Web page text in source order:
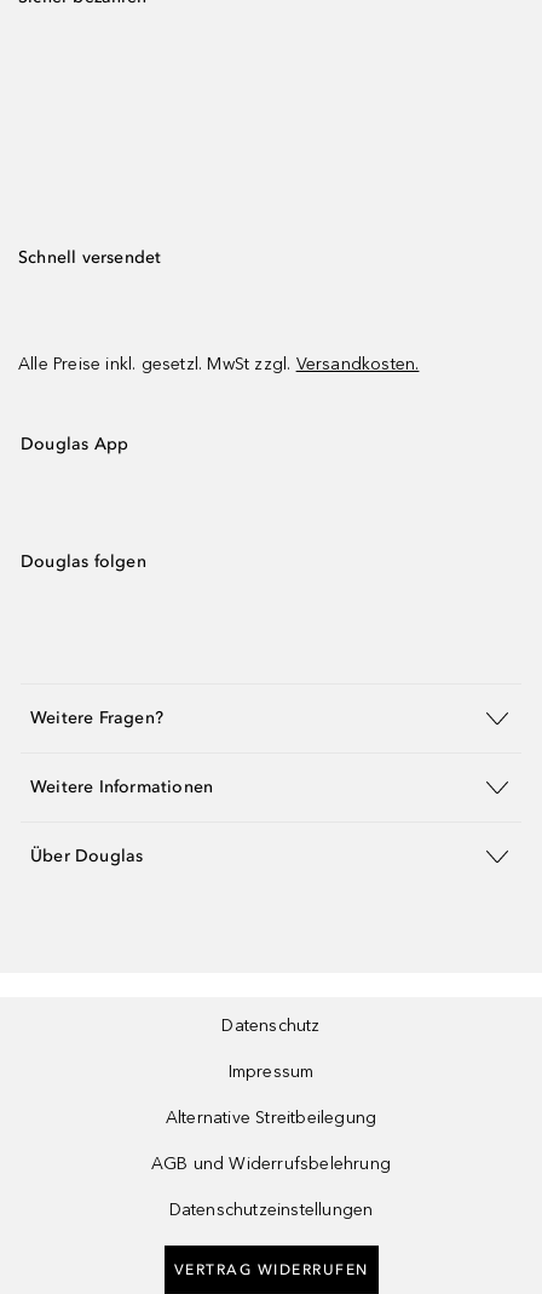
Schnell versendet
Alle Preise inkl. gesetzl. MwSt zzgl. Versandkosten.
Douglas App
Douglas folgen
Weitere Fragen?
Weitere Informationen
Über Douglas
Datenschutz
Impressum
Alternative Streitbeilegung
AGB und Widerrufsbelehrung
Datenschutzeinstellungen
VERTRAG WIDERRUFEN